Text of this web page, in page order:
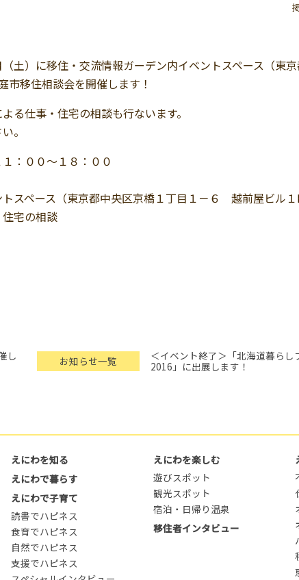
土）に移住・交流情報ガーデン内イベントスペース（東
移住相談会を開催します！
る仕事・住宅の相談も行ないます。
。
：００～１８：００
スペース（東京都中央区京橋１丁目１－６ 越前屋ビル１F
宅の相談
し
お知らせ一覧
＜イベント終了＞「北海道暮らし
2016」に出展します！
えにわを知る
えにわで暮らす
えにわで子育て
読書でハピネス
食育でハピネス
自然でハピネス
支援でハピネス
えにわを楽しむ
遊びスポット
観光スポット
宿泊・日帰り温泉
移住者インタビュー